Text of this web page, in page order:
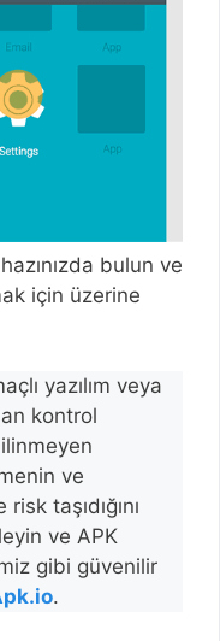
bulun ve
için üzerine
yazılım veya
kontrol
ve
taşıdığını
ve APK
gibi güvenilir
.